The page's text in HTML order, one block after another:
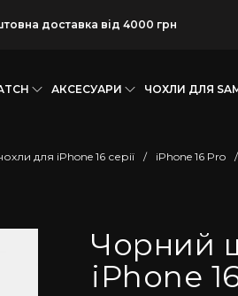
доставка від 4000 грн
АКСЕСУАРИ ЧОХЛИ ДЛЯ
для iPhone 16 серії / iPhone 16 Pro /
Чорний
iPhone